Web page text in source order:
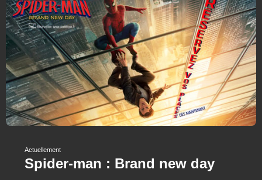
Actuellement
Spider-man : Brand new day